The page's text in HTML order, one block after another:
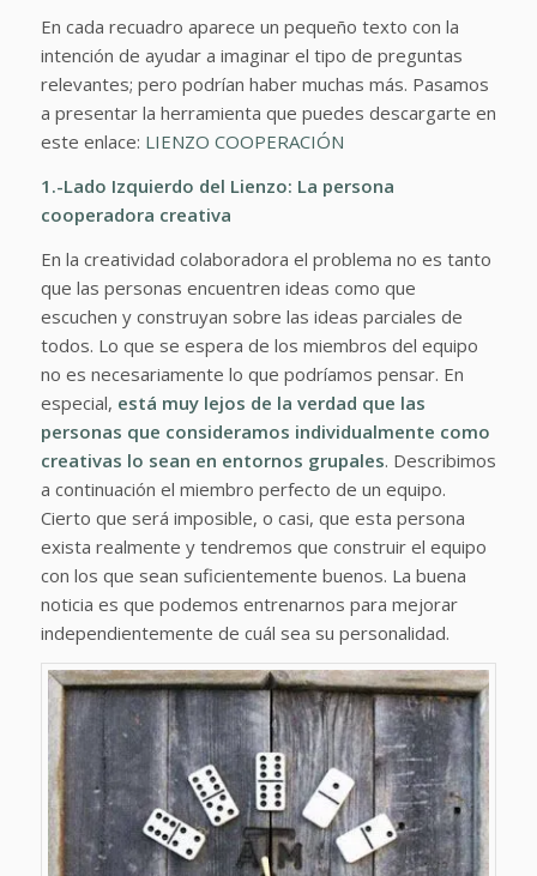
En cada recuadro aparece un pequeño texto con la
intención de ayudar a imaginar el tipo de preguntas
relevantes; pero podrían haber mu­chas más. Pasamos
a presentar la herramienta que puedes descargarte en
este enlace: LIENZO COOPERACIÓN
1.-Lado Izquierdo del Lienzo: La persona
cooperadora creativa
En la creatividad colaboradora el problema no es tanto
que las personas encuentren ideas como que
escuchen y construyan sobre las ideas parciales de
todos. Lo que se espera de los miembros del equipo
no es necesariamente lo que podríamos pensar. En
especial, está muy lejos de la verdad que las
personas que consideramos individualmente como
creativas lo sean en entornos grupales. Describimos
a continuación el miembro perfecto de un equipo.
Cierto que será imposible, o casi, que esta persona
exista realmente y tendremos que construir el equipo
con los que sean suficientemente buenos. La buena
noticia es que podemos entrenarnos para mejorar
independientemente de cuál sea su personalidad.